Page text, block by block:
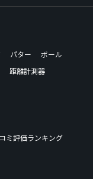
パター
ボール
距離計測器
ミ評価ランキング